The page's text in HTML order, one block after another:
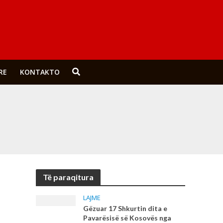
KONTAKTO
Të paraqitura
LAJME
Gëzuar 17 Shkurtin dita e
Pavarësisë së Kosovës nga